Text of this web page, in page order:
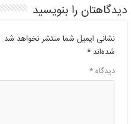
دیدگاهتان را بنویسید
نشانی ایمیل شما منتشر نخواهد شد.
شده‌اند*
دیدگاه*